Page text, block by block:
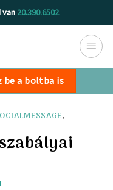
20.390.6502
be a boltba is
,